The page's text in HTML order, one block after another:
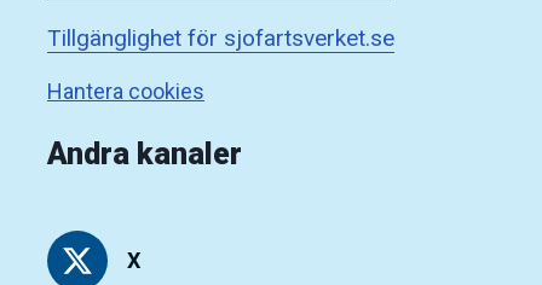
Tillgänglighet för sjofartsverket.se
Hantera cookies
Andra kanaler
X